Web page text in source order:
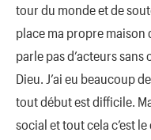
tour du monde et de
place ma propre
parle pas d’acteurs
Dieu. J’ai eu beaucoup
tout début est difficile.
social et tout cela c’est